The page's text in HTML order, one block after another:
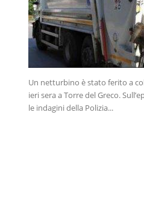
Un netturbino è stato ferito a
ieri sera a Torre del Greco.
le indagini della Polizia...